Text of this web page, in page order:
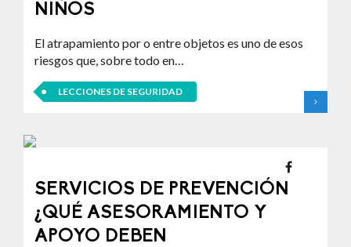
NIÑOS
El atrapamiento por o entre objetos es uno de esos
riesgos que, sobre todo en…
LECCIONES DE SEGURIDAD
SERVICIOS DE PREVENCIÓN
¿QUÉ ASESORAMIENTO Y
APOYO DEBEN